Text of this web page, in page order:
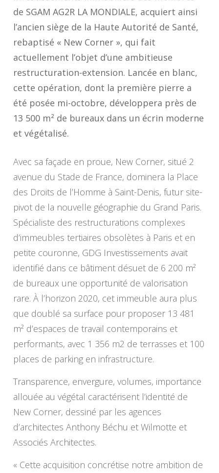
de SGAM AG2R LA MONDIALE, acquiert ainsi
l’ancien siège de la Haute Autorité de Santé,
rebaptisé « New Corner », qui fait
actuellement l’objet d’une ambitieuse
restructuration-extension. Lancée en blanc,
cette opération, dont la première pierre a
été posée mi-octobre, développera près de
13 500 m² de bureaux dans un écrin moderne
et végétalisé.
Avec sa façade en proue, New Corner, situé 2
avenue du Stade de France, dominera la Place
des Droits de l’Homme à Saint-Denis, futur site-
pivot de la nouvelle géographie du Grand Paris.
Spécialiste des restructurations complexes
d’immeubles tertiaires obsolètes à Paris et en
petite couronne, GDG Investissements avait
identifié dans ce bâtiment désuet de 6 200 m²
de bureaux une opportunité de valorisation
rare. À l’horizon 2020, cet immeuble aura plus
que doublé sa surface pour proposer 13 481
m² d’espaces de travail contemporains et
performants, avec 1 356 m2 de terrasses et 100
places de parking en infrastructure.
Transparence, envergure, volumes, importance
allouée au végétal caractérisent l’identité de
New Corner, dessiné par les agences
d’architectes Anthony Béchu et Wilmotte et
Associés Architectes.
« Cette acquisition concrétise notre ambition de